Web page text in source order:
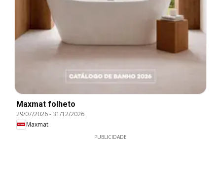
Maxmat folheto
29/07/2026-31/12/2026
Maxmat
PUBLICIDADE